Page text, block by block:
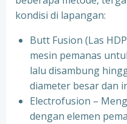
kondisi di lapangan:
Butt Fusion (Las
mesin pemanas
lalu disambung
diameter besar dan
Electrofusion –
dengan elemen